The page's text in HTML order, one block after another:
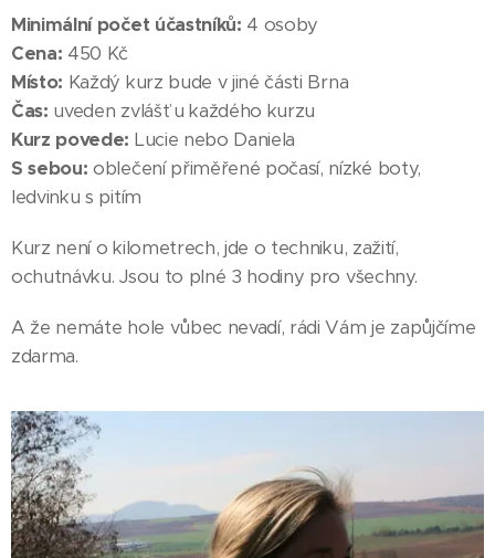
Minimální počet účastníků: 4 osoby
Cena: 450 Kč
Místo: Každý kurz bude v jiné části Brna
Čas: uveden zvlášť u každého kurzu
Kurz povede: Lucie nebo Daniela
S sebou: oblečení přiměřené počasí, nízké boty,
ledvinku s pitím
Kurz není o kilometrech, jde o techniku, zažití,
ochutnávku. Jsou to plné 3 hodiny pro všechny.
A že nemáte hole vůbec nevadí, rádi Vám je zapůjčíme
zdarma.